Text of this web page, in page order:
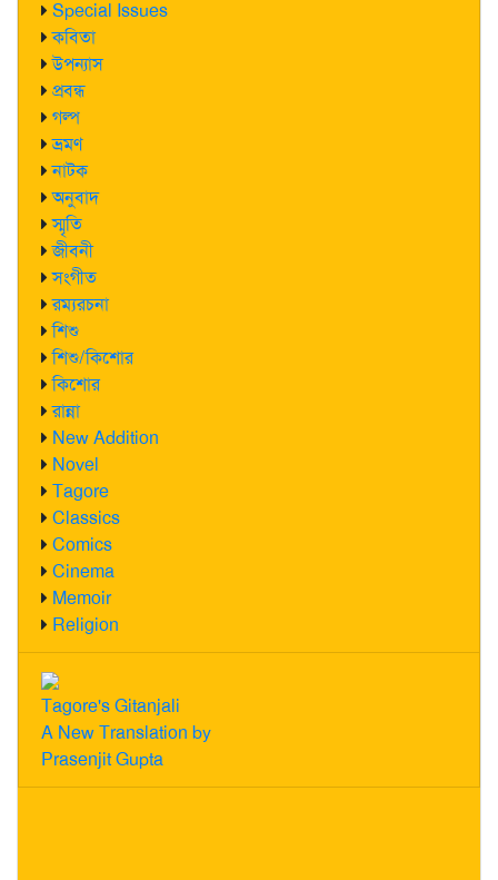
Special Issues
কবিতা
উপন্যাস
প্রবন্ধ
গল্প
ভ্রমণ
নাটক
অনুবাদ
স্মৃতি
জীবনী
সংগীত
রম্যরচনা
শিশু
শিশু/কিশোর
কিশোর
রান্না
New Addition
Novel
Tagore
Classics
Comics
Cinema
Memoir
Religion
Tagore's Gitanjali
A New Translation by
Prasenjit Gupta